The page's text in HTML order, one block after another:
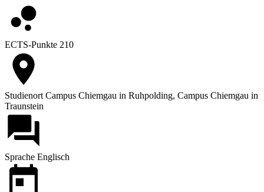
ECTS-Punkte 210
StudienortCampus Chiemgau in Ruhpolding, Campus Chiemgau in
Traunstein
Sprache Englisch